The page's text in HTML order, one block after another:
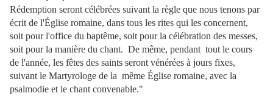
Rédemption seront célébrées suivant la règle que nous tenons par
écrit de l'Église romaine, dans tous les rites qui les concernent,
soit pour l'office du baptême, soit pour la célébration des messes,
soit pour la manière du chant. De même, pendant tout le cours
de l'année, les fêtes des saints seront vénérées à jours fixes,
suivant le Martyrologe de la même Église romaine, avec la
psalmodie et le chant convenable."